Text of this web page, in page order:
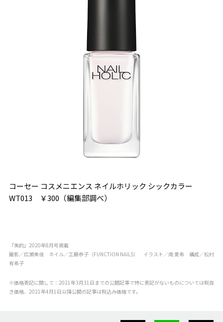
コーセー コスメニエンス ネイルホリック シックカラー
WT013 ￥300（編集部調べ）
『美的』2020年8月号掲載
撮影／広瀬美佳 ネイル／工藤恭子（FUNCTION NAILS） イラスト／南 夏希 構成／松村
有希子
※価格表記に関して：2021年3月31日までの公開記事で特に表記がないものについては税抜
き価格、2021年4月1日以降公開の記事は税込み価格です。